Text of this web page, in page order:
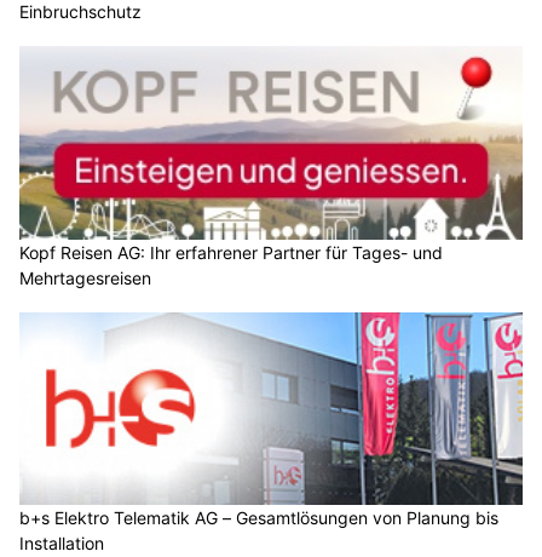
Einbruchschutz
Kopf Reisen AG: Ihr erfahrener Partner für Tages- und
Mehrtagesreisen
b+s Elektro Telematik AG – Gesamtlösungen von Planung bis
Installation